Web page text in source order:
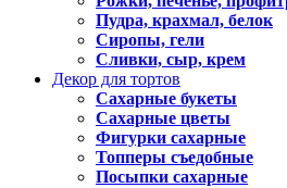
Пудра, крахмал, белок
Сиропы, гели
Сливки, сыр, крем
Декор для тортов
Сахарные букеты
Сахарные цветы
Фигурки сахарные
Топперы съедобные
Посыпки сахарные